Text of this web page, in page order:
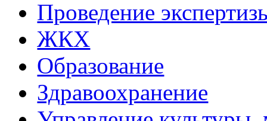
Проведение
ЖКХ
Образование
Здравоохранение